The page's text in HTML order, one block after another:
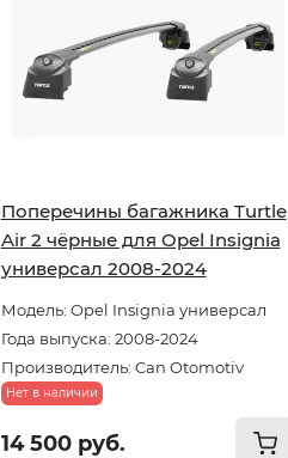
Поперечины багажника Turtle
Air 2 чёрные для Opel Insignia
универсал 2008-2024
Модель: Opel Insignia универсал
Года выпуска: 2008-2024
Производитель: Can Otomotiv
Нет в наличии
14 500 руб.